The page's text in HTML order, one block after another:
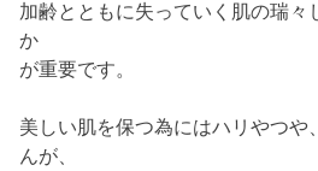
加齢とともに失っていく肌の瑞々
か
が重要です。
美しい肌を保つ為にはハリやつや
んが、